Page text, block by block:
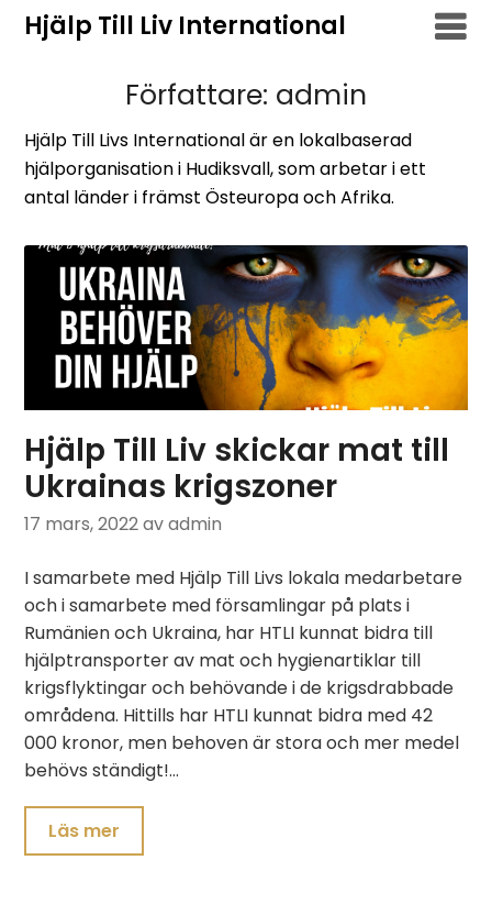
HoppaHjälp Till Liv International
Författare: admin
Hjälp Till Livs International är en lokalbaserad
hjälporganisation i Hudiksvall, som arbetar i ett
antal länder i främst Östeuropa och Afrika.
Hjälp Till Liv skickar mat till
Ukrainas krigszoner
17 mars, 2022av admin
I samarbete med Hjälp Till Livs lokala medarbetare
och i samarbete med församlingar på plats i
Rumänien och Ukraina, har HTLI kunnat bidra till
hjälptransporter av mat och hygienartiklar till
krigsflyktingar och behövande i de krigsdrabbade
områdena. Hittills har HTLI kunnat bidra med 42
000 kronor, men behoven är stora och mer medel
behövs ständigt!…
Läs mer